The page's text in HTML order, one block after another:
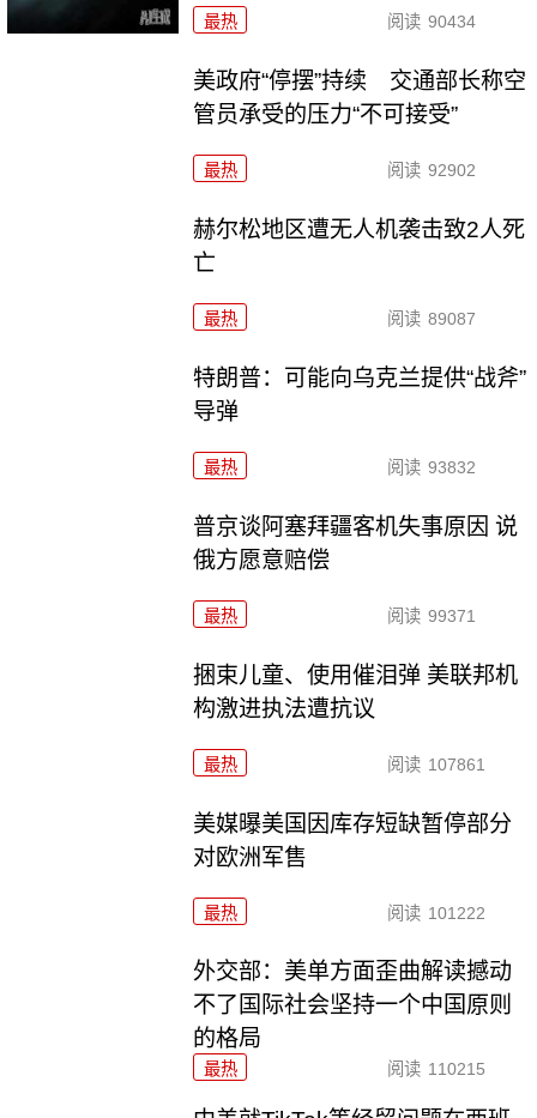
最热 阅读 90434
美政府“停摆”持续 交通部长称空
管员承受的压力“不可接受”
最热 阅读 92902
赫尔松地区遭无人机袭击致2人死
亡
最热 阅读 89087
特朗普：可能向乌克兰提供“战斧”
导弹
最热 阅读 93832
普京谈阿塞拜疆客机失事原因 说
俄方愿意赔偿
最热 阅读 99371
捆束儿童、使用催泪弹 美联邦机
构激进执法遭抗议
最热 阅读 107861
美媒曝美国因库存短缺暂停部分
对欧洲军售
最热 阅读 101222
外交部：美单方面歪曲解读撼动
不了国际社会坚持一个中国原则
的格局
最热 阅读 110215